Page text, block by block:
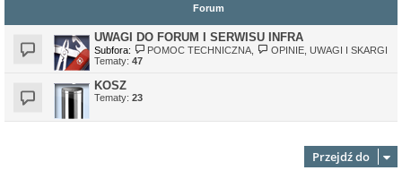
Forum
UWAGI DO FORUM I SERWISU INFRA
Subfora: POMOC TECHNICZNA
OPINIE, UWAGI I SKARGI
Tematy: 47
KOSZ
Tematy: 23
Przejdź do